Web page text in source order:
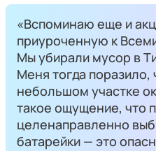
«Вспоминаю еще и
приуроченную к
Мы убирали мусор в
Меня тогда
небольшом участке
такое ощущение, что
целенаправленно
батарейки — это